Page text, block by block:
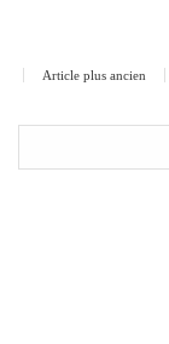
Article plus ancien